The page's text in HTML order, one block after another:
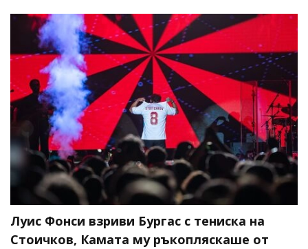
Луис Фонси взриви Бургас с тениска на
Стоичков, Камата му ръкопляскаше от